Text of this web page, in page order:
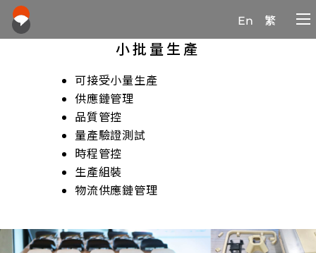
En 繁
小批量生產
可接受小量生產
供應鏈管理
品質管控
量產驗證測試
時程管控
生產組裝
物流供應鏈管理